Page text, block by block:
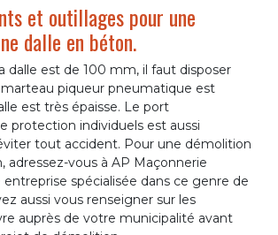
et outillages pour une
dalle en béton.
dalle est de 100 mm, il faut disposer
marteau piqueur pneumatique est
est très épaisse. Le port
protection individuels est aussi
tout accident. Pour une démolition
adressez-vous à AP Maçonnerie
spécialisée dans ce genre de
aussi vous renseigner sur les
auprès de votre municipalité avant